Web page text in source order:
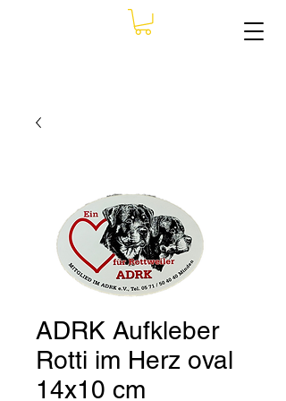
ADRK Aufkleber
Rotti im Herz oval
14x10 cm